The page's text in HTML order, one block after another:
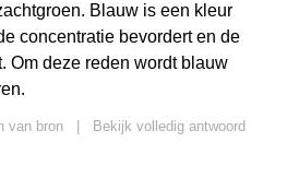
Blauw is een kleur
concentratie bevordert en de
Om deze reden wordt blauw
van bron
Bekijk volledig antwoord